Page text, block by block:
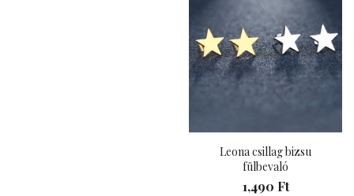
Leona csillag bizsu
fülbevaló
1,490 Ft